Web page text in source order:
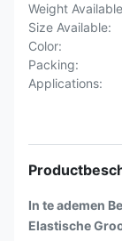
Weight
Size Available:
Color:
Packing:
Applications:
In te ademen
Elastische